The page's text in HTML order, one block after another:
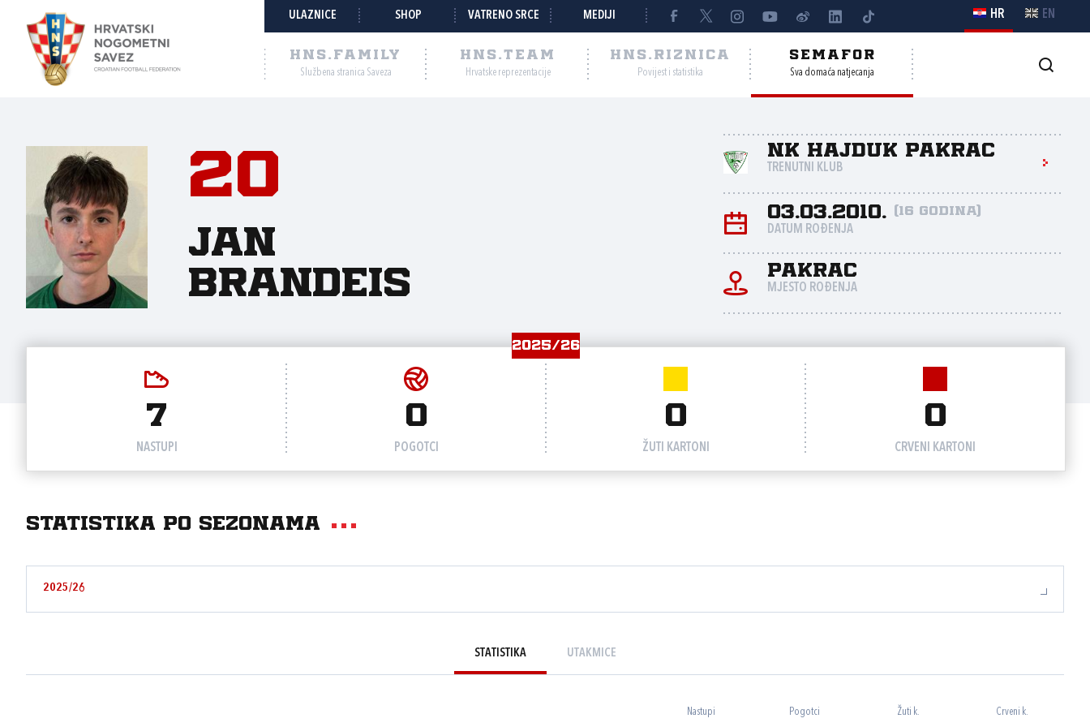
ULAZNICE SHOP VATRENO SRCE MEDIJI HR EN
HNS.FAMILY
Službena stranica Saveza
HNS.TEAM
Hrvatske reprezentacije
HNS.RIZNICA
Povijest i statistika
SEMAFOR
Sva domaća natjecanja
20
Jan
Brandeis
NK Hajduk Pakrac
TRENUTNI KLUB
03.03.2010. (16 godina)
DATUM ROĐENJA
Pakrac
MJESTO ROĐENJA
2025/26
7
NASTUPI
0
POGOTCI
0
ŽUTI KARTONI
0
CRVENI KARTONI
Statistika po sezonama
2025/26
STATISTIKA UTAKMICE
Nastupi Pogotci Žuti k. Crveni k.